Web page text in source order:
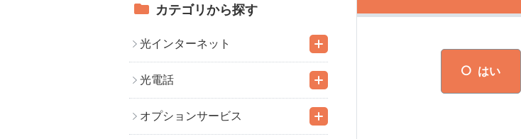
カテゴリから探す
光インターネット
光電話
オプションサービス
はい